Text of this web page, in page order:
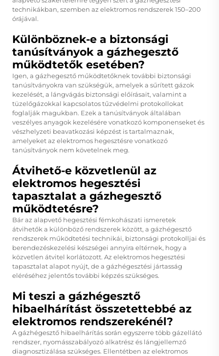
technikákban, szemben az elektromos rendszerek 150–200
órájával.
Különböznek-e a biztonsági
tanúsítványok a gázhegesztő
működtetők esetében?
Igen, a gázhegesztő működtetőknek további biztonsági
tanúsítványokra van szükségük, amelyek a sűrített gázok
kezelését, a lángvágás biztonsági előírásait, valamint a
tüzelőgázokkal kapcsolatos tűzvédelmi protokollokat
foglalják magukban. Ezek a tanúsítványok általában
veszélyes anyagok kezelésére vonatkozó komponenseket és
vészhelyzeti beavatkozási képzést is tartalmaznak,
amelyeket az elektromos hegesztésre vonatkozó
tanúsítványok nem követelnek meg.
Átvihető-e közvetlenül az
elektromos hegesztési
tapasztalat a gázhegesztő
működtetésre?
Bár az alapvető hegesztési fémkohászati ismeretek
átvihetők a különböző rendszerek között, a gázhégesztő
rendszerek működtetési technikái, biztonsági protokolljai és
berendezéskezelési készségei annyira eltérnek, hogy a
közvetlen átvitel korlátozott. Az elektromos hegesztési
tapasztalat alapot nyújt, de a gázhégesztési jártasság
eléréséhez jelentős további képzés szükséges.
Mi teszi a gázhégesztő
hibaelhárítást összetettebbé az
elektromos rendszerekénél?
A gázhégesztő hibaelhárítás során egyszerre több gázellátó
rendszer, nyomásszabályozó alkatrész és lángjellemző
diagnosztizálása szükséges. Ellentétben az elektromos